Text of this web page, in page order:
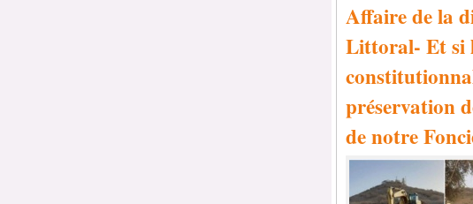
Affaire de la
Littoral- Et si
préservation
de notre